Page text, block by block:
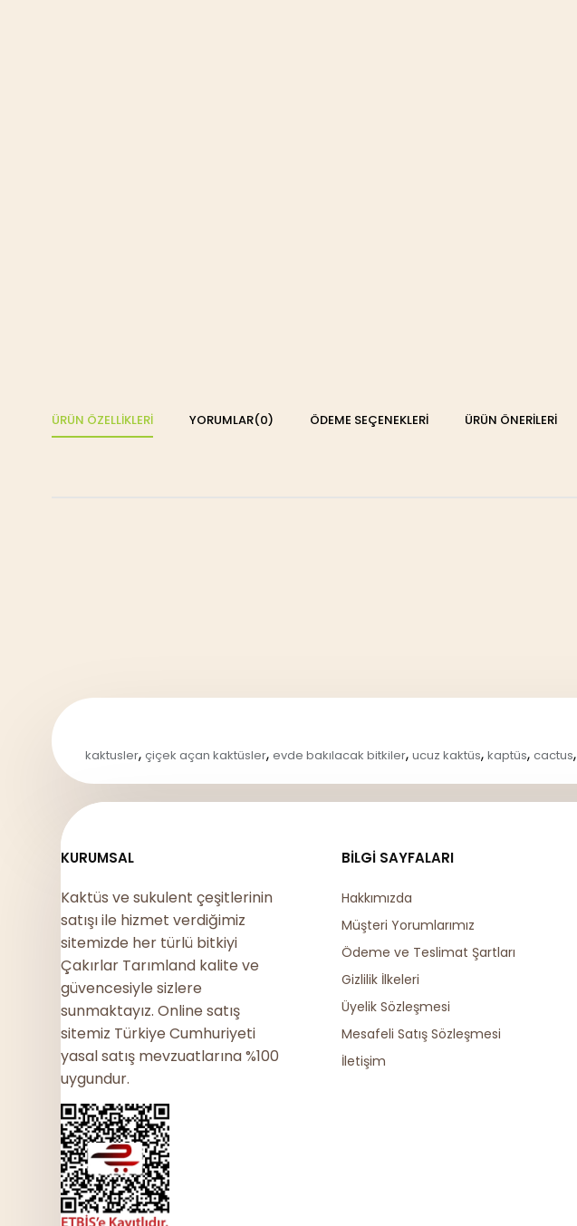
ÜRÜN ÖZELLIKLERI YORUMLAR(0) ÖDEME SEÇENEKLERI ÜRÜN ÖNERILERI
kaktusler, çiçek açan kaktüsler, evde bakılacak bitkiler, ucuz kaktüs, kaptüs, cactus,
KURUMSAL
Kaktüs ve sukulent çeşitlerinin
satışı ile hizmet verdiğimiz
sitemizde her türlü bitkiyi
Çakırlar Tarımland kalite ve
güvencesiyle sizlere
sunmaktayız. Online satış
sitemiz Türkiye Cumhuriyeti
yasal satış mevzuatlarına %100
uygundur.
BILGI SAYFALARI
Hakkımızda
Müşteri Yorumlarımız
Ödeme ve Teslimat Şartları
Gizlilik İlkeleri
Üyelik Sözleşmesi
Mesafeli Satış Sözleşmesi
İletişim